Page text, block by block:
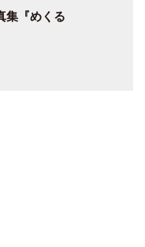
集『めくる